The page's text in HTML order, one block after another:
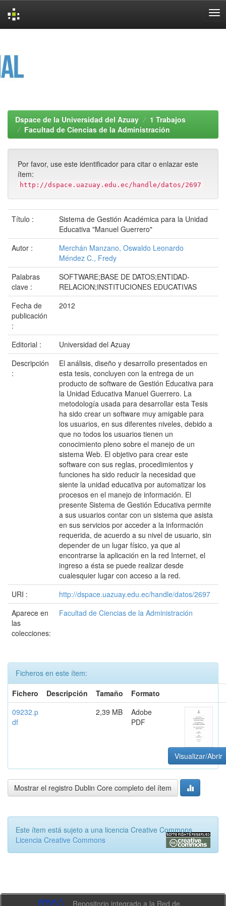
Dspace de la Universidad del Azuay
1 Trabajos
Facultad de Ciencias de la Administración
Por favor, use este identificador para citar o enlazar este
ítem:
http://dspace.uazuay.edu.ec/handle/datos/2697
Título :
Sistema de Gestión Académica para la Unidad
Educativa "Manuel Guerrero"
Autor :
Merchán Manzano, Oswaldo Leonardo
Méndez C., Fredy
Palabras
clave :
SOFTWARE;BASE DE DATOS;ENTIDAD-
RELACION;INSTITUCIONES EDUCATIVAS
Fecha de
publicación
:
2012
Editorial :
Universidad del Azuay
Descripción
:
El análisis, diseño y desarrollo presentados en
esta tesis, concluyen con la entrega de un
producto de software de Gestión Educativa para
la Unidad Educativa Manuel Guerrero. La
metodología usada para desarrollar esta Tesis
ha sido crear un software muy amigable para
los usuarios, en sus diferentes niveles, debido a
que no todos los usuarios tienen un
conocimiento pleno sobre el manejo de un
sistema Web. El objetivo para crear este
software con sus reglas, procedimientos y
funciones ha sido reducir la necesidad que
siente la unidad educativa por automatizar los
procesos en el manejo de información. El
presente Sistema de Gestión Educativa permite
a sus usuarios contar con un sistema que asista
en sus servicios por acceder a la información
requerida, de acuerdo a su nivel de usuario, sin
depender de un lugar físico, ya que al
encontrarse la aplicación en la red Internet, el
ingreso a ésta se puede realizar desde
cualesquier lugar con acceso a la red.
URI :
http://dspace.uazuay.edu.ec/handle/datos/2697
Aparece en
las
colecciones:
Facultad de Ciencias de la Administración
Ficheros en este ítem:
Fichero
Descripción Tamaño
Formato
09232.p
df
2,39 MB
Adobe
PDF
Visualizar/Abrir
Mostrar el registro Dublin Core completo del ítem
Este ítem está sujeto a una licencia Creative Commons
Licencia Creative Commons
Repositorio integrado a la Red de